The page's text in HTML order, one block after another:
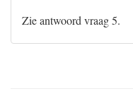
Zie antwoord vraag 5.